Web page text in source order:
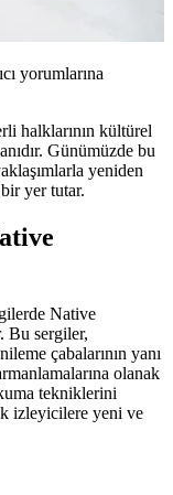
yorumlarına
halklarının kültürel
Günümüzde bu
yeniden
yer tutar.
Native
Bu sergiler,
çabalarının yanı
olanak
tekniklerini
izleyicilere yeni ve